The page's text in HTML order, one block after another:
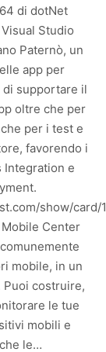
di dotNet
Studio
Paternò, un
app per
di supportare il
oltre che per
per i test e
favorendo i
Integration e
show/card/
Center
mobile, in un
costruire,
le tue
mobili e
le…